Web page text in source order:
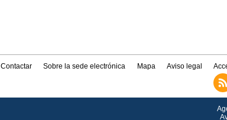
Contactar Sobre la sede electrónica Mapa Aviso legal